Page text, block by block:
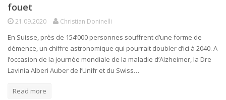
fouet
21.09.2020 Christian Doninelli
En Suisse, près de 154’000 personnes souffrent d’une forme de
démence, un chiffre astronomique qui pourrait doubler d’ici à 2040. A
l’occasion de la journée mondiale de la maladie d’Alzheimer, la Dre
Lavinia Alberi Auber de l’Unifr et du Swiss…
Read more